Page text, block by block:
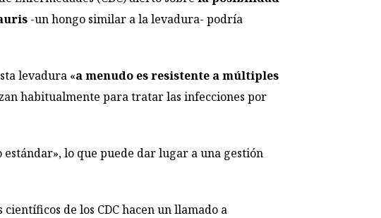
-un hongo similar a la levadura- podría
levadura «a menudo es resistente a múltiples
habitualmente para tratar las infecciones por
lo que puede dar lugar a una gestión
de los CDC hacen un llamado a